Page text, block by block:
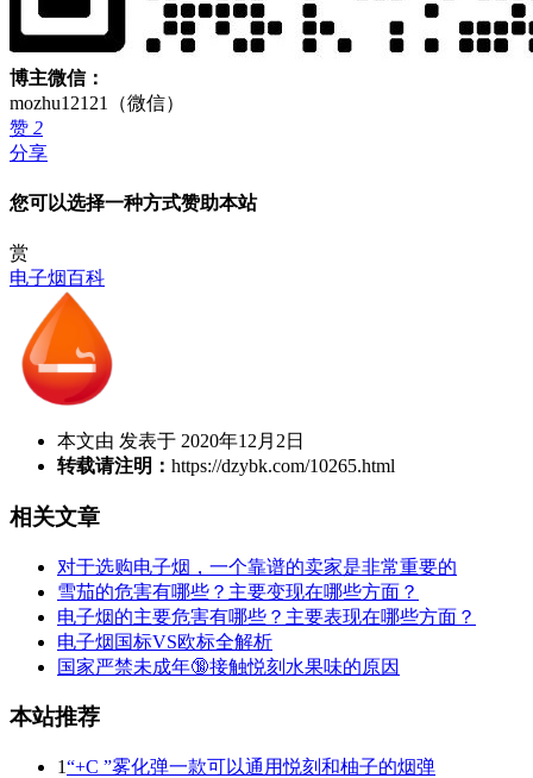
博主微信：
mozhu12121（微信）
赞 2
分享
您可以选择一种方式赞助本站
赏
电子烟百科
本文由 发表于 2020年12月2日
转载请注明： https://dzybk.com/10265.html
相关文章
对于选购电子烟，一个靠谱的卖家是非常重要的
雪茄的危害有哪些？主要变现在哪些方面？
电子烟的主要危害有哪些？主要表现在哪些方面？
电子烟国标VS欧标全解析
国家严禁未成年🔞接触悦刻水果味的原因
本站推荐
1“+C ”雾化弹一款可以通用悦刻和柚子的烟弹